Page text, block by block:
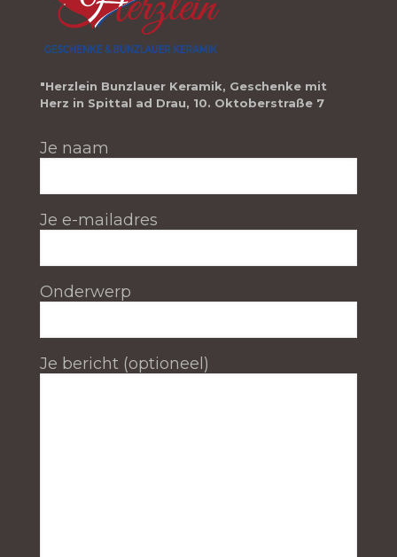
"Herzlein Bunzlauer Keramik, Geschenke mit
Herz in Spittal ad Drau, 10. Oktoberstraße 7
Je naam
Je e-mailadres
Onderwerp
Je bericht (optioneel)